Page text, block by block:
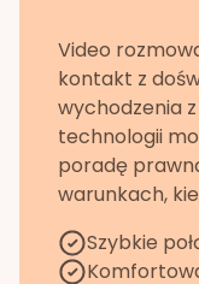
Video
kontakt z
wychodzenia
technologii
poradę
warunkach,
Szybkie